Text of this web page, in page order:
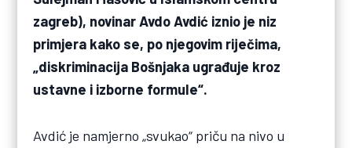
zagreb), novinar Avdo Avdić iznio je niz
primjera kako se, po njegovim riječima,
„diskriminacija Bošnjaka ugrađuje kroz
ustavne i izborne formule“.
Avdić je namjerno „svukao“ priču na nivo u